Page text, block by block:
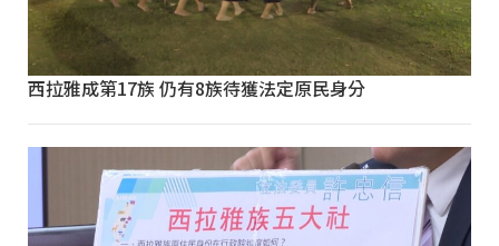
西拉雅成第17族 仍有8族待獲法定原民身分